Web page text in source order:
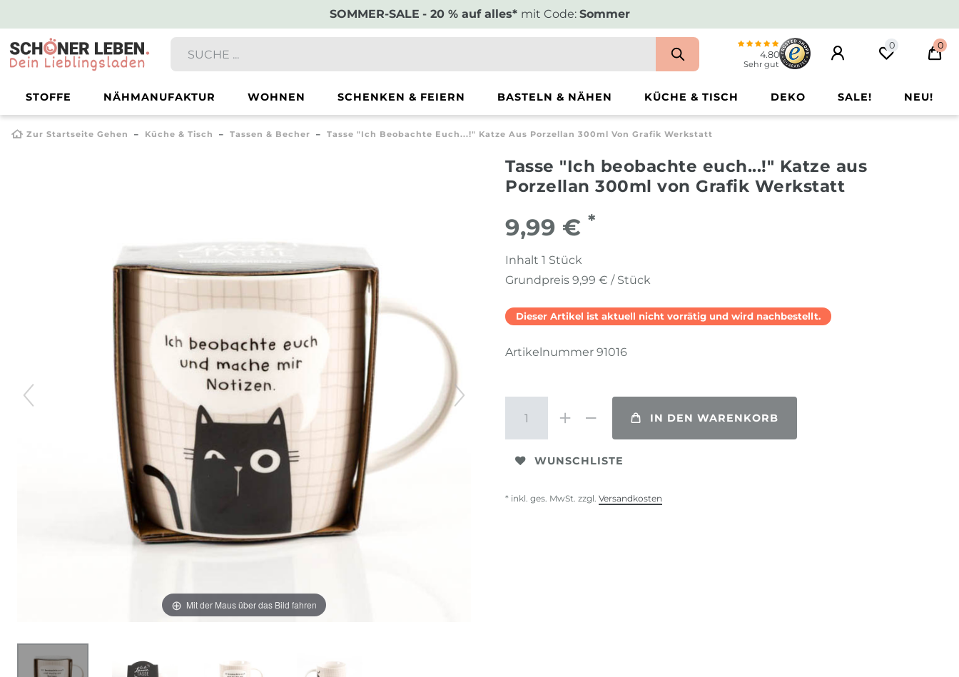
SOMMER-SALE - 20 % auf alles* mit Code: Sommer
4.80
Sehr gut
0 0
STOFFE NÄHMANUFAKTUR WOHNEN SCHENKEN & FEIERN BASTELN & NÄHEN KÜCHE & TISCH DEKO SALE! NEU!
Zur Startseite Gehen Küche & Tisch Tassen & Becher Tasse "Ich Beobachte Euch...!" Katze Aus Porzellan 300ml Von Grafik Werkstatt
Mit der Maus über das Bild fahren
Tasse "Ich beobachte euch...!" Katze aus
Porzellan 300ml von Grafik Werkstatt
9,99 € *
Inhalt 1 Stück
Grundpreis 9,99 € / Stück
Dieser Artikel ist aktuell nicht vorrätig und wird nachbestellt.
Artikelnummer 91016
IN DEN WARENKORB
WUNSCHLISTE
* inkl. ges. MwSt. zzgl. Versandkosten